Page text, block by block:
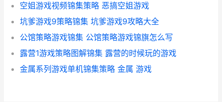
空姐游戏视频锦集策略 恶搞空姐游戏
坑爹游戏9策略锦集 坑爹游戏9攻略大全
公馆策略游戏锦集 公馆策略游戏锦旗怎么写
露营1游戏策略图解锦集 露营的时候玩的游戏
金属系列游戏单机锦集策略 金属 游戏